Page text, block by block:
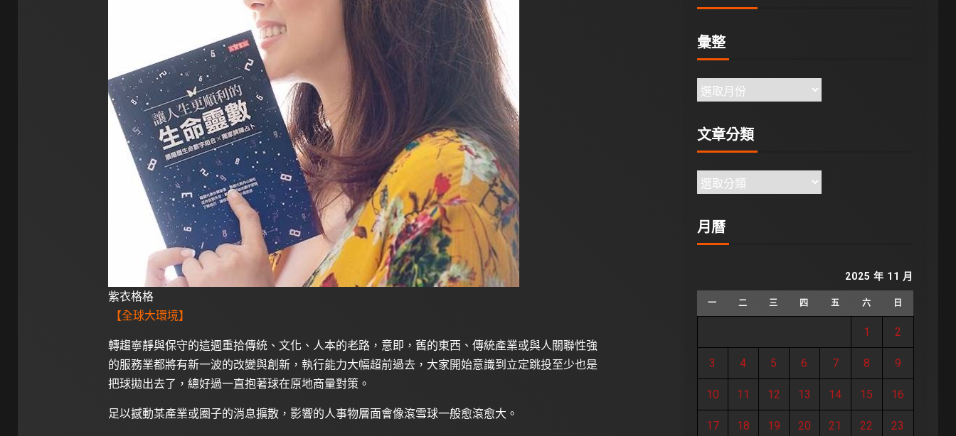
紫衣格格
【全球大環境】
轉趨寧靜與保守的這週重拾傳統、文化、人本的老路，意即，舊的東西、傳統產業或與人關聯性強
的服務業都將有新一波的改變與創新，執行能力大幅超前過去，大家開始意識到立定跳投至少也是
把球拋出去了，總好過一直抱著球在原地商量對策。
足以撼動某產業或圈子的消息擴散，影響的人事物層面會像滾雪球一般愈滾愈大。
彙整
文章分類
月曆
2025 年 11 月
一 二 三 四 五 六 日
1 2
3 4 5 6 7 8 9
10 11 12 13 14 15 16
17 18 19 20 21 22 23